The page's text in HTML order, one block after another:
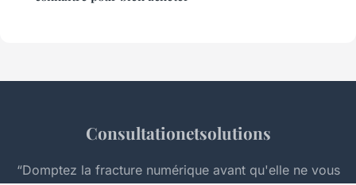
Consultationetsolutions
“Domptez la fracture numérique avant qu'elle ne vous